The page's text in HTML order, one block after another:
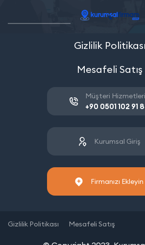
Gizlilik Politikası
Mesafeli Satış
Müşteri Hizmetleri
+90 0501 102 91
Kurumsal Giriş
Firmanızı Ekleyin
Gizlilik Politikası Mesafeli Satış